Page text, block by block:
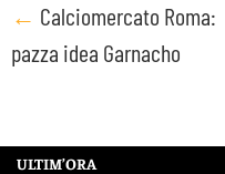
Post
navigation
← Calciomercato Roma:
pazza idea Garnacho
ULTIM’ORA